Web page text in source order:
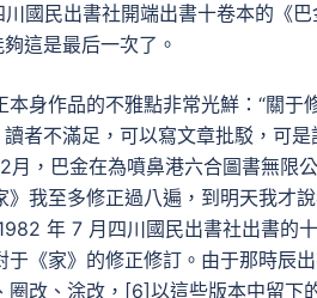
國民出書社開端出書十卷本的《
這是最后一次了。
本身作品的不雅點非常光鮮：“關
讀者不滿足，可以寫文章批駁，可
月，巴金在為噴鼻港六合圖書無限
》我至多修正過八遍，到明天我才
年 7 月四川國民出書社出書的
于《家》的修正修訂。由于那時辰
圈改、涂改，[6]以這些版本中留